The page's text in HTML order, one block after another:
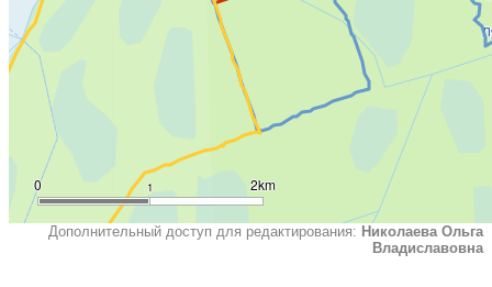
1
0 2km
Дополнительный доступ для редактирования: Николаева Ольга
Владиславовна